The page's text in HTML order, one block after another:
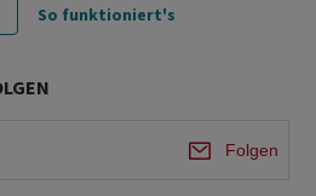
So funktioniert's
Folgen